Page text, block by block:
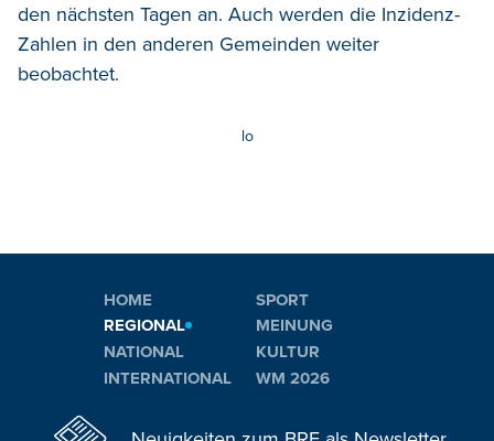
den nächsten Tagen an. Auch werden die Inzidenz-
Zahlen in den anderen Gemeinden weiter
beobachtet.
lo
HOME
REGIONAL
NATIONAL
INTERNATIONAL
SPORT
MEINUNG
KULTUR
WM 2026